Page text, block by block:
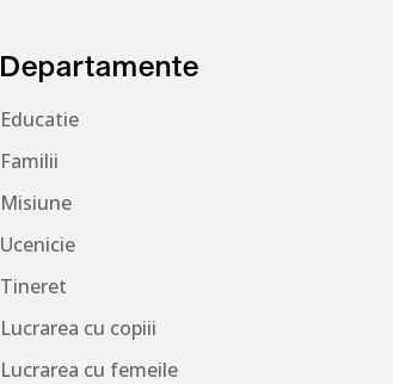
Departamente
Educatie
Familii
Misiune
Ucenicie
Tineret
Lucrarea cu copiii
Lucrarea cu femeile